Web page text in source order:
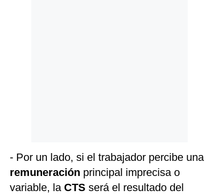
- Por un lado, si el trabajador percibe una
remuneración principal imprecisa o
variable, la CTS será el resultado del